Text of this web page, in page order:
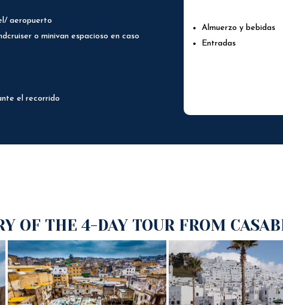
aeropuerto
o minivan espacioso en caso
el recorrido
Almuerzo y bebidas
Entradas
OF THE 4-DAY TOUR FROM